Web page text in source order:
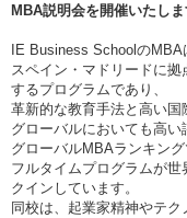
MBA説明会を開催いたしま
IE Business SchoolのMBA
スペイン・マドリードに
するプログラムであり、
革新的な教育手法と高い国
グローバルにおいても高
グローバルMBAランキング
フルタイムプログラムが
クインしています。
同校は、起業家精神やテ